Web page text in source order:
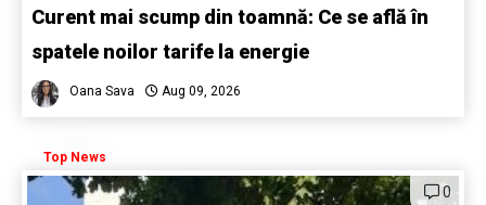
Curent mai scump din toamnă: Ce se află în
spatele noilor tarife la energie
Oana Sava Aug 09, 2026
Top News
0